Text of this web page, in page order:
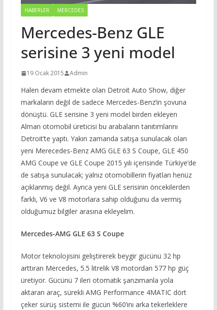
HABERLER MERCEDES
Mercedes-Benz GLE
serisine 3 yeni model
19 Ocak 2015 Admin
Halen devam etmekte olan Detroit Auto Show, diğer
markaların değil de sadece Mercedes-Benz’in şovuna
dönüştü. GLE serisine 3 yeni model birden ekleyen
Alman otomobil üreticisi bu arabaların tanıtımlarını
Detroit’te yaptı. Yakın zamanda satışa sunulacak olan
yeni Merecedes-Benz AMG GLE 63 S Coupe, GLE 450
AMG Coupe ve GLE Coupe 2015 yılı içerisinde Türkiye’de
de satışa sunulacak; yalnız otomobillerin fiyatları henüz
açıklanmış değil. Ayrıca yeni GLE serisinin öncekilerden
farklı, V6 ve V8 motorlara sahip olduğunu da vermiş
olduğumuz bilgiler arasına ekleyelim.
Mercedes-AMG GLE 63 S Coupe
Motor teknolojisini geliştirerek beygir gücünü 32 hp
arttıran Mercedes, 5.5 litrelik V8 motordan 577 hp güç
üretiyor. Gücünü 7 ileri otomatik şanzımanla yola
aktaran araç, sürekli AMG Performance 4MATIC dört
çeker sürüş sistemi ile gücün %60’ını arka tekerleklere